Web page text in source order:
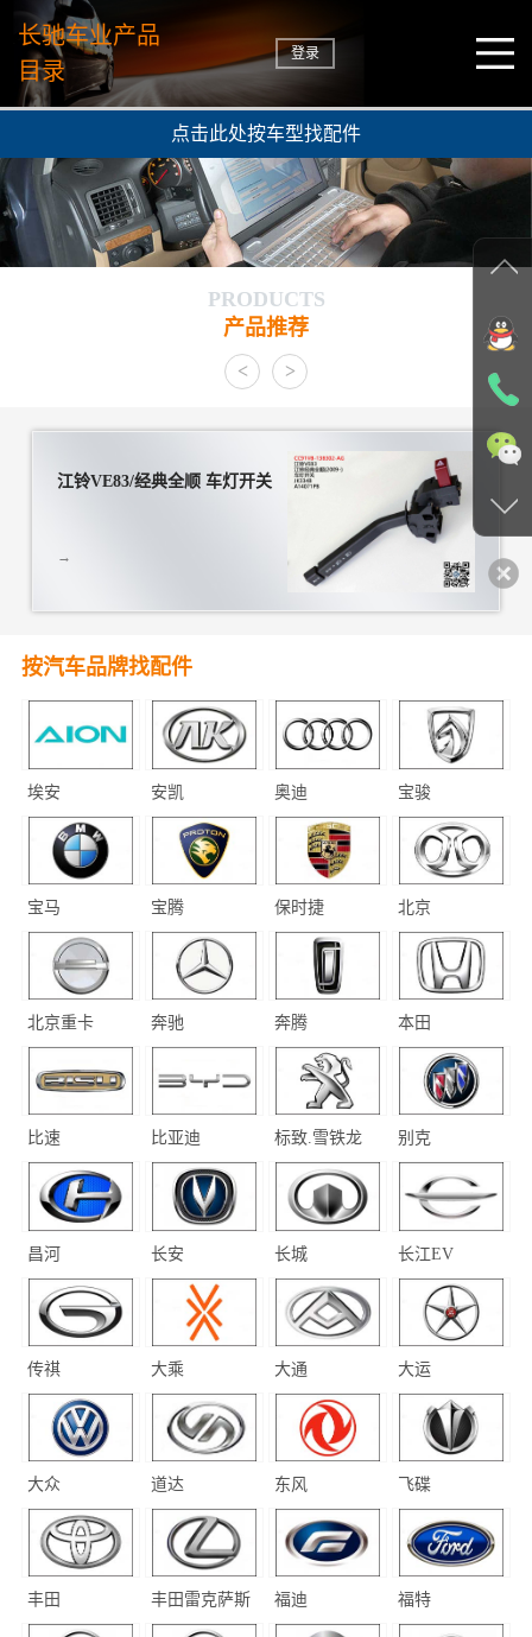
长驰车业产品
目录
登录
点击此处按车型找配件
PRODUCTS
产品推荐
>
<
江铃VE83/经典全顺 车灯开关
→
按汽车品牌找配件
埃安 安凯 奥迪 宝骏
宝马 宝腾 保时捷 北京
北京重卡 奔驰 奔腾 本田
比速 比亚迪 标致.雪铁龙 别克
昌河 长安 长城 长江EV
传祺 大乘 大通 大运
大众 道达 东风 飞碟
丰田 丰田雷克萨斯 福迪 福特